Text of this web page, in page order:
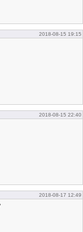
2018-08-15 19:15
2018-08-15 22:40
2018-08-17 12:49